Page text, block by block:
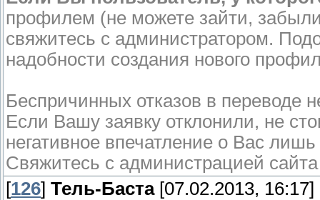
профилем (не можете зайти,
свяжитесь с администратором.
надобности создания нового
Беспричинных отказов в переводе
Если Вашу заявку отклонили, не
негативное впечатление о Вас
Свяжитесь с администрацией
[126] Тель-Баста[07.02.2013, 16:17]